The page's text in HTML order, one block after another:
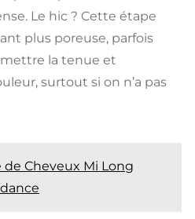
Le hic ? Cette étape
plus poreuse, parfois
la tenue et
surtout si on n’a pas
de Cheveux Mi Long